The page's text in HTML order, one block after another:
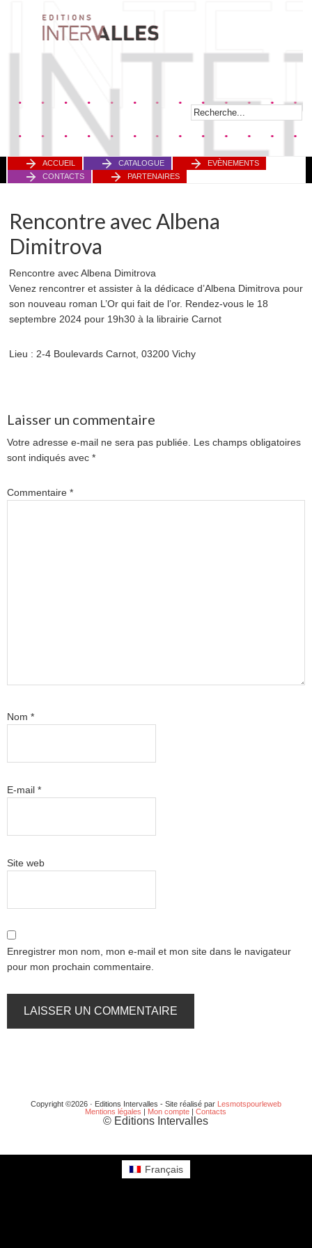
ACCUEIL CATALOGUE
EVÈNEMENTS
CONTACTS
PARTENAIRES
Rencontre avec Albena
Dimitrova
Rencontre avec Albena Dimitrova
Venez rencontrer et assister à la dédicace d’Albena Dimitrova pour
son nouveau roman L’Or qui fait de l’or. Rendez-vous le 18
septembre 2024 pour 19h30 à la librairie Carnot
Lieu : 2-4 Boulevards Carnot, 03200 Vichy
Laisser un commentaire
Votre adresse e-mail ne sera pas publiée. Les champs obligatoires
sont indiqués avec *
Commentaire *
Nom *
E-mail *
Site web
Enregistrer mon nom, mon e-mail et mon site dans le navigateur
pour mon prochain commentaire.
Copyright ©2026 · Editions Intervalles - Site réalisé par Lesmotspourleweb
Mentions légales | Mon compte |Contacts
© Editions Intervalles
Français